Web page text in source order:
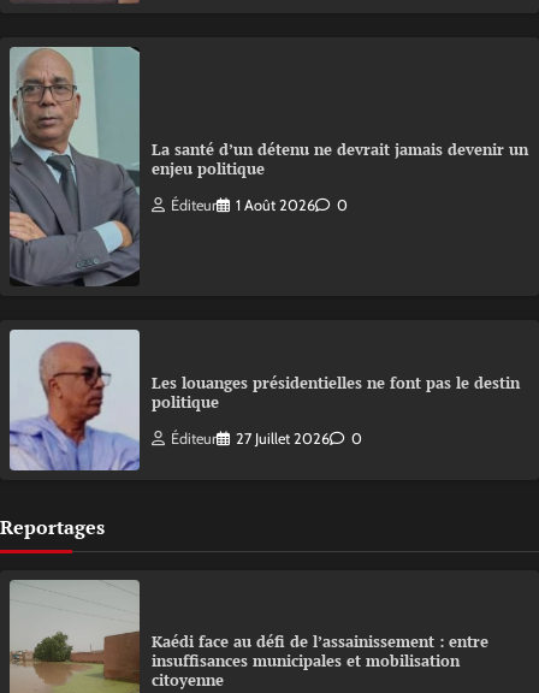
La santé d’un détenu ne devrait jamais devenir un
enjeu politique
Éditeur 1 Août 2026 0
Les louanges présidentielles ne font pas le destin
politique
Éditeur 27 Juillet 2026 0
Reportages
Kaédi face au défi de l’assainissement : entre
insuffisances municipales et mobilisation
citoyenne